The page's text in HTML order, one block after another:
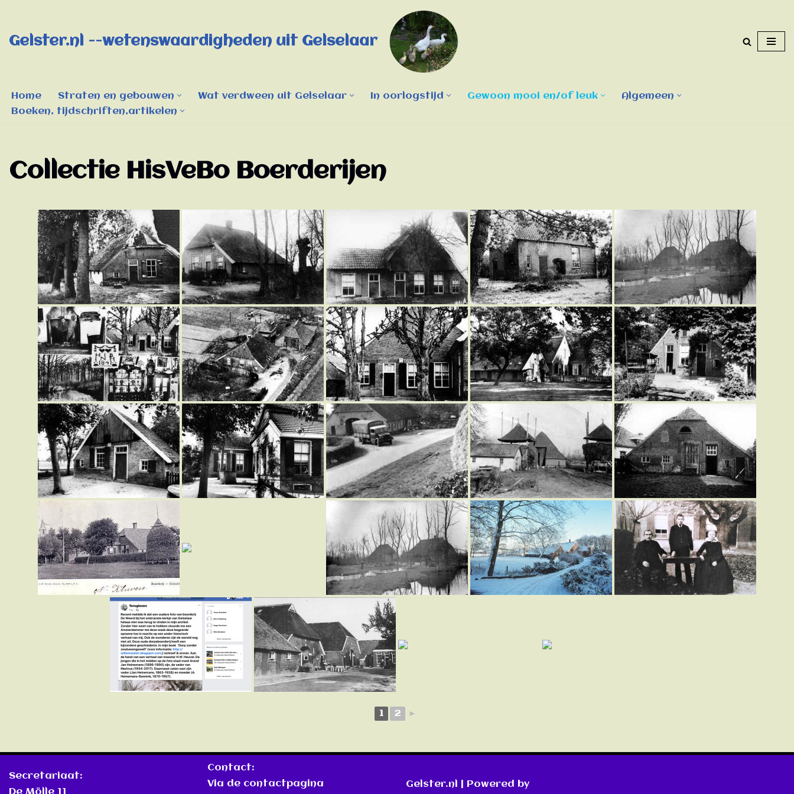
Ga
naar
Gelster.nl --wetenswaardigheden uit Gelselaar
Home Straten en gebouwen Wat verdween uit Gelselaar In oorlogstijd Gewoon mooi en/of leuk
Algemeen
Boeken, tijdschriften,artikelen
Collectie HisVeBo Boerderijen
1 2 ►
Secretariaat:
De Mölle 11
Contact:
Via de contactpagina
Gelster.nl | Powered by